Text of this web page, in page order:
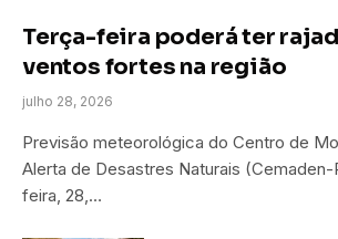
Terça-feira poderá ter
ventos fortes na região
julho 28, 2026
Previsão meteorológica do Centro de
Alerta de Desastres Naturais
feira, 28,…